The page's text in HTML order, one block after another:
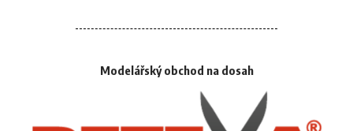
Modelářský obchod na dosah